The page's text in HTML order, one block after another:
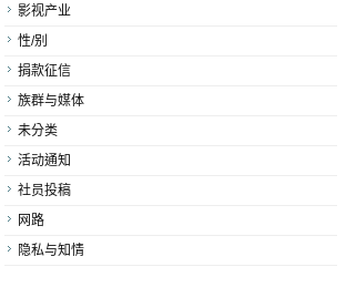
影视产业
性/别
捐款征信
族群与媒体
未分类
活动通知
社员投稿
网路
隐私与知情